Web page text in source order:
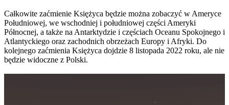
Całkowite zaćmienie Księżyca będzie można zobaczyć w Ameryce
Południowej, we wschodniej i południowej części Ameryki
Północnej, a także na Antarktydzie i częściach Oceanu Spokojnego i
Atlantyckiego oraz zachodnich obrzeżach Europy i Afryki. Do
kolejnego zaćmienia Księżyca dojdzie 8 listopada 2022 roku, ale nie
będzie widoczne z Polski.